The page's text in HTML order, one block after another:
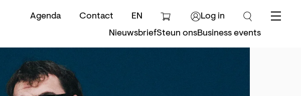
Agenda Contact EN
Log in
NieuwsbriefSteun onsBusiness events